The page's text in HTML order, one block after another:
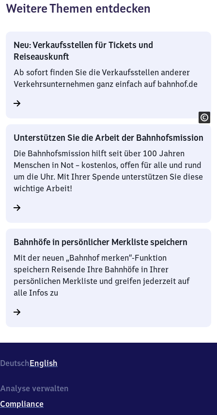
Weitere Themen entdecken
Neu: Verkaufsstellen für Tickets und
Reiseauskunft
Ab sofort finden Sie die Verkaufsstellen anderer
Verkehrsunternehmen ganz einfach auf bahnhof.de
Unterstützen Sie die Arbeit der Bahnhofsmission
Die Bahnhofsmission hilft seit über 100 Jahren
Menschen in Not – kostenlos, offen für alle und rund
um die Uhr. Mit Ihrer Spende unterstützen Sie diese
wichtige Arbeit!
Bahnhöfe in persönlicher Merkliste speichern
Mit der neuen „Bahnhof merken“-Funktion
speichern Reisende Ihre Bahnhöfe in Ihrer
persönlichen Merkliste und greifen jederzeit auf
alle Infos zu
DeutschEnglish
Analyse verwalten
Compliance